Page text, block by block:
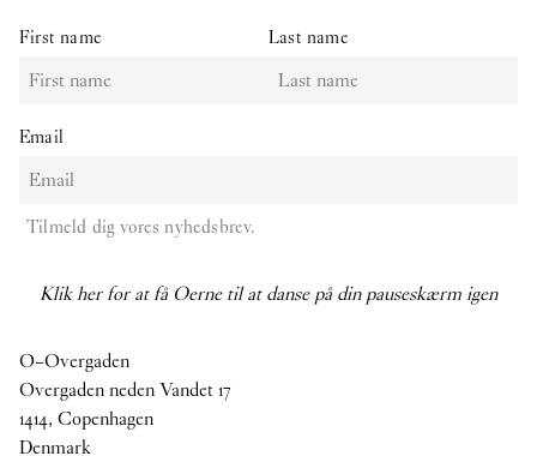
First name Last name
Email
Tilmeld dig vores nyhedsbrev.
Klik her for at få Oerne til at danse på din pauseskærm igen
O–Overgaden
Overgaden neden Vandet 17
1414, Copenhagen
Denmark